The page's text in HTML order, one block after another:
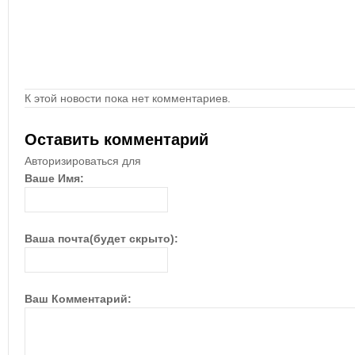
К этой новости пока нет комментариев.
Оставить комментарий
Авторизироваться для
Ваше Имя:
Ваша почта(будет скрыто):
Ваш Комментарий: